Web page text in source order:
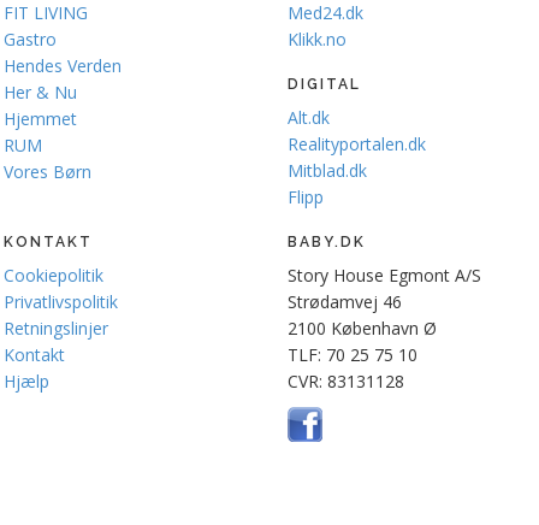
FIT LIVING
Gastro
Hendes Verden
Her & Nu
Hjemmet
RUM
Vores Børn
Med24.dk
Klikk.no
DIGITAL
Alt.dk
Realityportalen.dk
Mitblad.dk
Flipp
KONTAKT
Cookiepolitik
Privatlivspolitik
Retningslinjer
Kontakt
Hjælp
BABY.DK
Story House Egmont A/S
Strødamvej 46
2100 København Ø
TLF: 70 25 75 10
CVR: 83131128